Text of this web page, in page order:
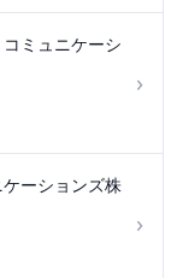
ミュニケーシ
›
ーションズ株
›